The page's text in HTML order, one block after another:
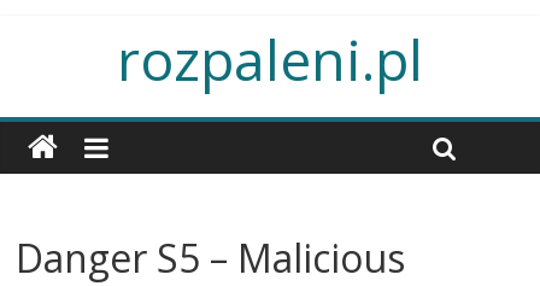
rozpaleni.pl
Danger S5 – Malicious